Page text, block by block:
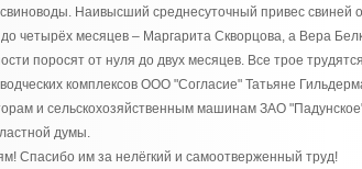
Наивысший среднесуточный привес свиней
до четырёх месяцев – Маргарита Скворцова, а Вера
поросят от нуля до двух месяцев. Все трое
комплексов ООО "Согласие" Татьяне
и сельскохозяйственным машинам ЗАО
думы.
Спасибо им за нелёгкий и самоотверженный труд!